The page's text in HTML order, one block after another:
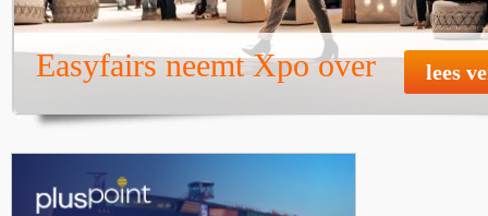
Easyfairs neemt Xpo over lees